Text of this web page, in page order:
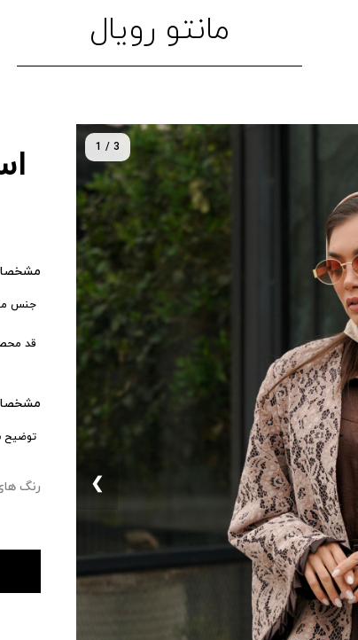
مانتو رویال
❮
1 / 3
جنس
قد
توضیح
رنگ های